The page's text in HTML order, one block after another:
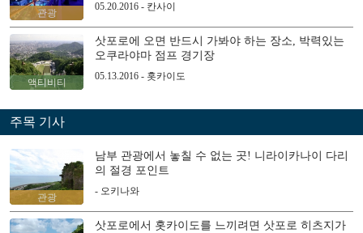
관광
05.20.2016 - 칸사이
액티비티
삿포로에 오면 반드시 가봐야 하는 장소, 박력있는
오쿠라야마 점프 경기장
05.13.2016 - 홋카이도
주목 기사
관광
남부 관광에서 놓칠 수 없는 곳! 니라이카나이 다리
의 절경 포인트
- 오키나와
삿포로에서 홋카이도를 느끼려면 삿포로 히츠지가